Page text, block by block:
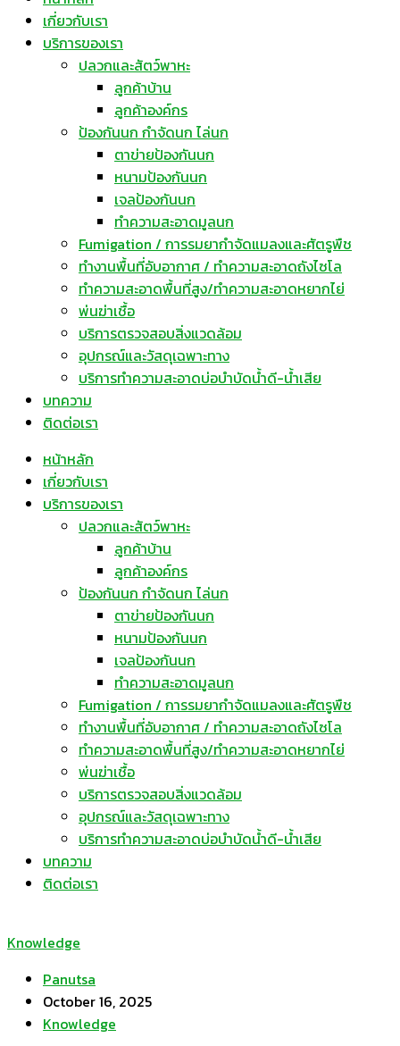
เกี่ยวกับเรา
บริการของเรา
ปลวกและสัตว์พาหะ
ลูกค้าบ้าน
ลูกค้าองค์กร
ป้องกันนก กำจัดนก ไล่นก
ตาข่ายป้องกันนก
หนามป้องกันนก
เจลป้องกันนก
ทำความสะอาดมูลนก
Fumigation / การรมยากำจัดแมลงและศัตรูพืช
ทำงานพื้นที่อับอากาศ / ทำความสะอาดถังไซโล
ทำความสะอาดพื้นที่สูง/ทำความสะอาดหยากไย่
พ่นฆ่าเชื้อ
บริการตรวจสอบสิ่งแวดล้อม
อุปกรณ์และวัสดุเฉพาะทาง
บริการทำความสะอาดบ่อบำบัดน้ำดี-น้ำเสีย
บทความ
ติดต่อเรา
หน้าหลัก
เกี่ยวกับเรา
บริการของเรา
ปลวกและสัตว์พาหะ
ลูกค้าบ้าน
ลูกค้าองค์กร
ป้องกันนก กำจัดนก ไล่นก
ตาข่ายป้องกันนก
หนามป้องกันนก
เจลป้องกันนก
ทำความสะอาดมูลนก
Fumigation / การรมยากำจัดแมลงและศัตรูพืช
ทำงานพื้นที่อับอากาศ / ทำความสะอาดถังไซโล
ทำความสะอาดพื้นที่สูง/ทำความสะอาดหยากไย่
พ่นฆ่าเชื้อ
บริการตรวจสอบสิ่งแวดล้อม
อุปกรณ์และวัสดุเฉพาะทาง
บริการทำความสะอาดบ่อบำบัดน้ำดี-น้ำเสีย
บทความ
ติดต่อเรา
Knowledge
Panutsa
October 16, 2025
Knowledge